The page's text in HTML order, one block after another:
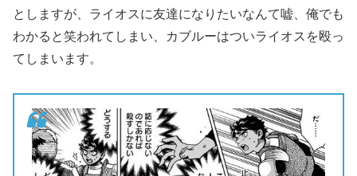
としますが、ライオスに友達になりたいなんて嘘、俺でも
わかると笑われてしまい、カブルーはついライオスを殴っ
てしまいます。